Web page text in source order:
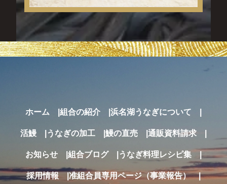
ホーム 組合の紹介 浜名湖うなぎについて
活鰻 うなぎの加工 鰻の直売 通販資料請求
お知らせ 組合ブログ うなぎ料理レシピ集
採用情報 准組合員専用ページ（事業報告）